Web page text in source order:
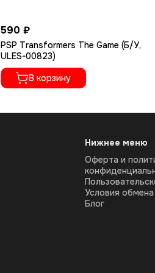
590 ₽
PSP Transformers The Game (Б/У,
ULES-00823)
В корзину
Нижнее меню
Оферта и
Условия
Блог